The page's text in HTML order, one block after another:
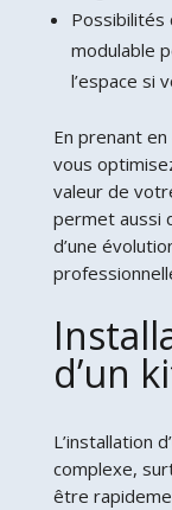
Possibilités
modulable
l’espace si
En prenant
vous
valeur de
permet aussi
d’une
d’un
L’installation
complexe,
être